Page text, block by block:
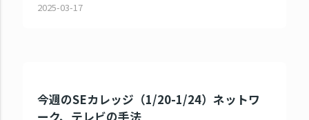
2025-03-17
今週のSEカレッジ（1/20-1/24）ネットワ
ーク、テレビの手法